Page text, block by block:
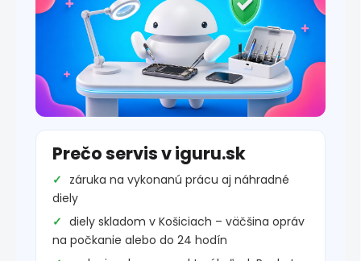
Prečo servis v iguru.sk
záruka na vykonanú prácu aj náhradné
diely
diely skladom v Košiciach – väčšina opráv
na počkanie alebo do 24 hodín